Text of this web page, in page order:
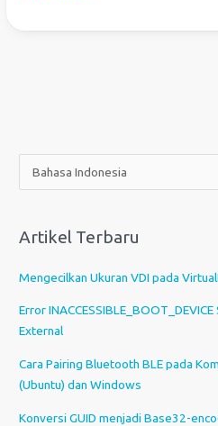
Saat
h
e
b
u
h
b
a
Artikel Terbaru
Mengecilkan Ukuran VDI pada
Error
External
Cara Pairing Bluetooth BLE pada
(Ubuntu) dan Windows
Konversi GUID menjadi Base32-